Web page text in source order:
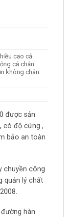
cao cả
cả chân:
không chân:
được sản
có độ cứng ,
bảo an toàn
chuyền công
quản lý chất
hàn